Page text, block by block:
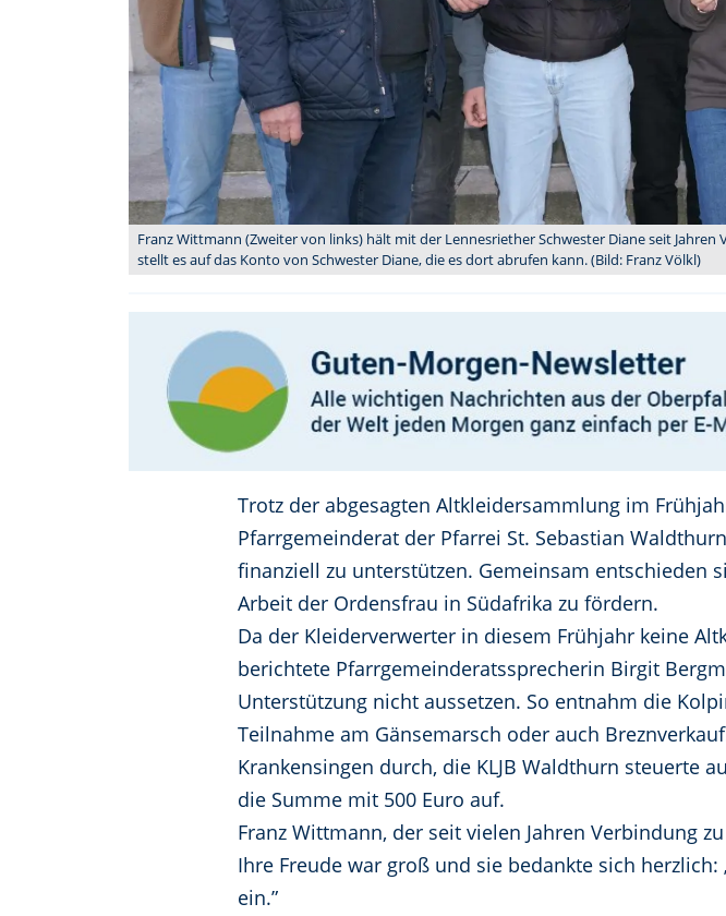
Franz Wittmann (Zweiter von links) hält mit der Lennesriether Schwester Diane seit
stellt es auf das Konto von Schwester Diane, die es dort abrufen kann. (Bild: Franz Völkl)
Trotz der abgesagten Altkleidersammlung im
Pfarrgemeinderat der Pfarrei St. Sebastian
finanziell zu unterstützen. Gemeinsam entschieden
Arbeit der Ordensfrau in Südafrika zu fördern.
Da der Kleiderverwerter in diesem Frühjahr keine
berichtete Pfarrgemeinderatssprecherin Birgit
Unterstützung nicht aussetzen. So entnahm die
Teilnahme am Gänsemarsch oder auch
Krankensingen durch, die KLJB Waldthurn steuerte
die Summe mit 500 Euro auf.
Franz Wittmann, der seit vielen Jahren Verbindung
Ihre Freude war groß und sie bedankte sich
ein.”